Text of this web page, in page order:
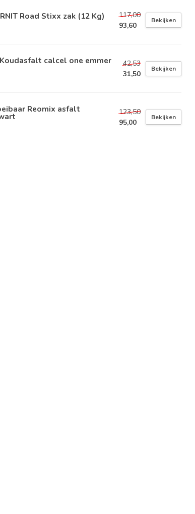
Road Stixx zak (12 Kg)
117,00
93,60
Bekijken
calcel one emmer
42,53
31,50
Bekijken
Reomix asfalt
123,50
95,00
Bekijken